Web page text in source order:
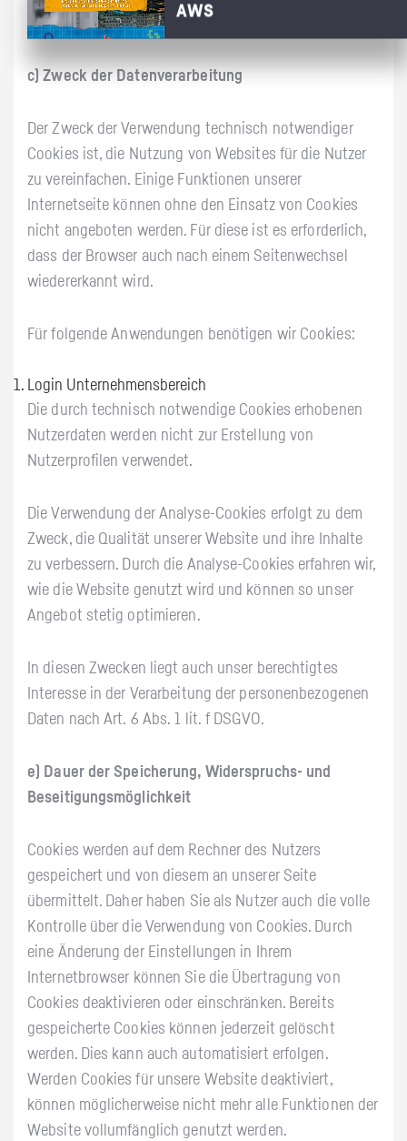
Cookies ist Art. 6 Abs. 1 lit. f DSGVO.
c) Zweck der Datenverarbeitung
Der Zweck der Verwendung technisch notwendiger
Cookies ist, die Nutzung von Websites für die Nutzer
zu vereinfachen. Einige Funktionen unserer
Internetseite können ohne den Einsatz von Cookies
nicht angeboten werden. Für diese ist es erforderlich,
dass der Browser auch nach einem Seitenwechsel
wiedererkannt wird.
Für folgende Anwendungen benötigen wir Cookies:
Login Unternehmensbereich
Die durch technisch notwendige Cookies erhobenen
Nutzerdaten werden nicht zur Erstellung von
Nutzerprofilen verwendet.
Die Verwendung der Analyse-Cookies erfolgt zu dem
Zweck, die Qualität unserer Website und ihre Inhalte
zu verbessern. Durch die Analyse-Cookies erfahren wir,
wie die Website genutzt wird und können so unser
Angebot stetig optimieren.
In diesen Zwecken liegt auch unser berechtigtes
Interesse in der Verarbeitung der personenbezogenen
Daten nach Art. 6 Abs. 1 lit. f DSGVO.
e) Dauer der Speicherung, Widerspruchs- und
Beseitigungsmöglichkeit
Cookies werden auf dem Rechner des Nutzers
gespeichert und von diesem an unserer Seite
übermittelt. Daher haben Sie als Nutzer auch die volle
Kontrolle über die Verwendung von Cookies. Durch
eine Änderung der Einstellungen in Ihrem
Internetbrowser können Sie die Übertragung von
Cookies deaktivieren oder einschränken. Bereits
gespeicherte Cookies können jederzeit gelöscht
werden. Dies kann auch automatisiert erfolgen.
Werden Cookies für unsere Website deaktiviert,
können möglicherweise nicht mehr alle Funktionen der
Website vollumfänglich genutzt werden.
AWS